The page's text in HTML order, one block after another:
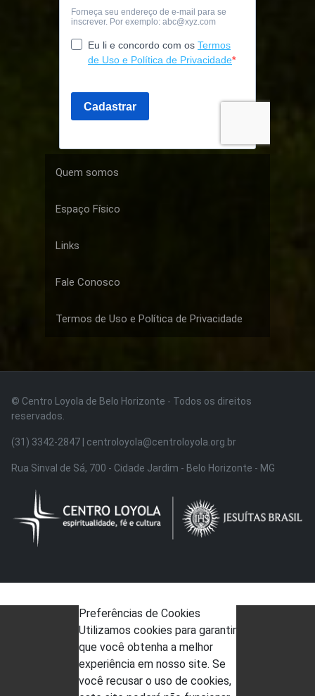
Quem somos
Espaço Físico
Links
Fale Conosco
Termos de Uso e Política de Privacidade
© Centro Loyola de Belo Horizonte · Todos os direitos
reservados.
(31) 3342-2847 | centroloyola@centroloyola.org.br
Rua Sinval de Sá, 700 - Cidade Jardim - Belo Horizonte - MG
Preferências de Cookies
Utilizamos cookies para garantir
que você obtenha a melhor
experiência em nosso site. Se
você recusar o uso de cookies,